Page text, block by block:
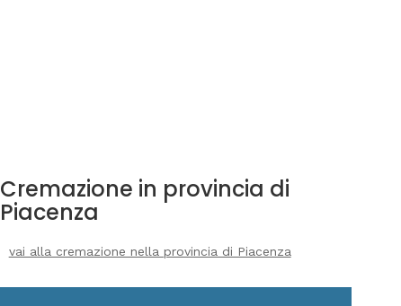
Cremazione in provincia di
Piacenza
vai alla cremazione nella provincia di Piacenza